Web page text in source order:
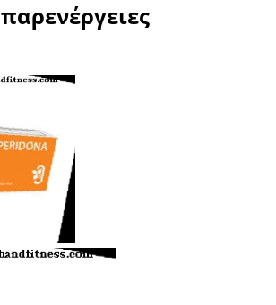
παρενέργειες